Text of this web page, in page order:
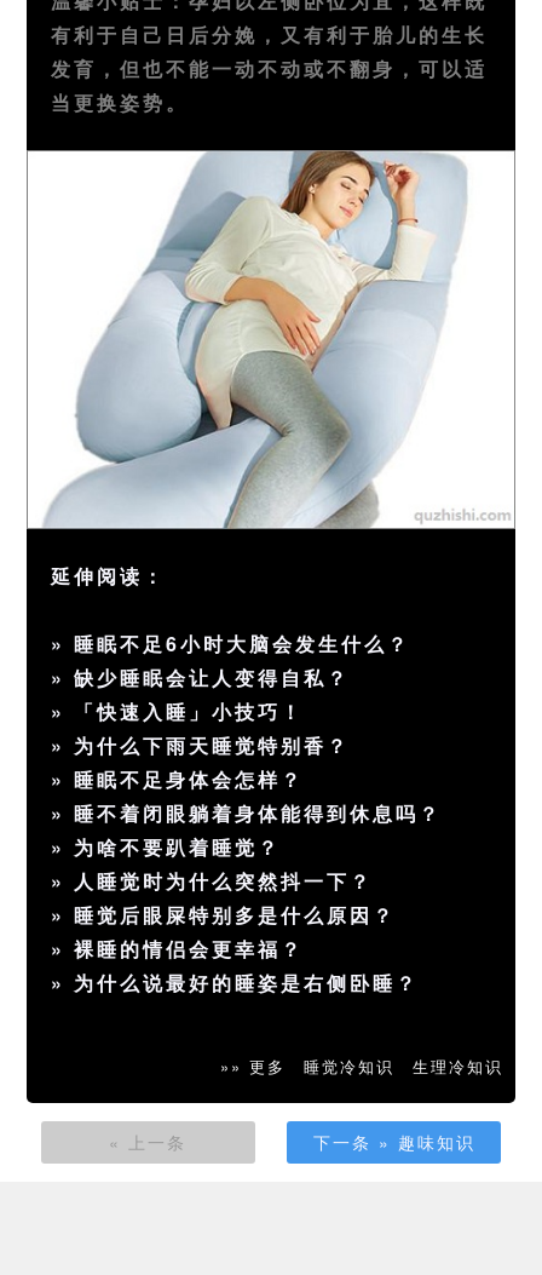
有利于自己日后分娩，又有利于胎儿的生长
发育，但也不能一动不动或不翻身，可以适
当更换姿势。
延伸阅读：
»睡眠不足6小时大脑会发生什么？
»缺少睡眠会让人变得自私？
»
「快速入睡」小技巧！
» 为什么下雨天睡觉特别香？
»睡眠不足身体会怎样？
»睡不着闭眼躺着身体能得到休息吗？
» 为啥不要趴着睡觉？
» 人睡觉时为什么突然抖一下？
»睡觉后眼屎特别多是什么原因？
»裸睡的情侣会更幸福？
» 为什么说最好的睡姿是右侧卧睡？
»» 更多 睡觉冷知识 生理冷知识
« 上一条 下一条 » 趣味知识